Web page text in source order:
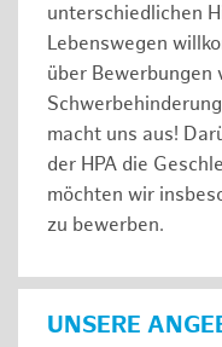
unterschiedlichen
Lebenswegen
über Bewerbungen
macht uns aus!
der HPA die
möchten wir
zu bewerben.
UNSERE